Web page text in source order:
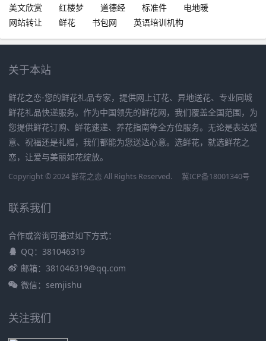
美文欣赏
红楼梦 道德经 标准件
电地暖
网站转让
鲜花 书包网 英语培训机构
关于本站
鲜花之恋-您的鲜花礼品专家，提供网上订花、异地送花、专业同城
鲜花礼品快递服务。作为中国领先的鲜花网，我们覆盖全国范围，为
您提供鲜花订购、鲜花速递、养花指南等全方位服务。无论是表达爱
意、祝福还是礼赠，我们都能为您送达心意。选鲜花，就选鲜花之
恋，让爱与美丽如花绽放。
Copyright © 2024 鲜花之恋 All Rights Reserved. 冀ICP备18001340号
联系我们
合作或咨询可通过如下方式：
QQ：381046319
邮箱：381046319@qq.com
微信：semjishu
关注我们